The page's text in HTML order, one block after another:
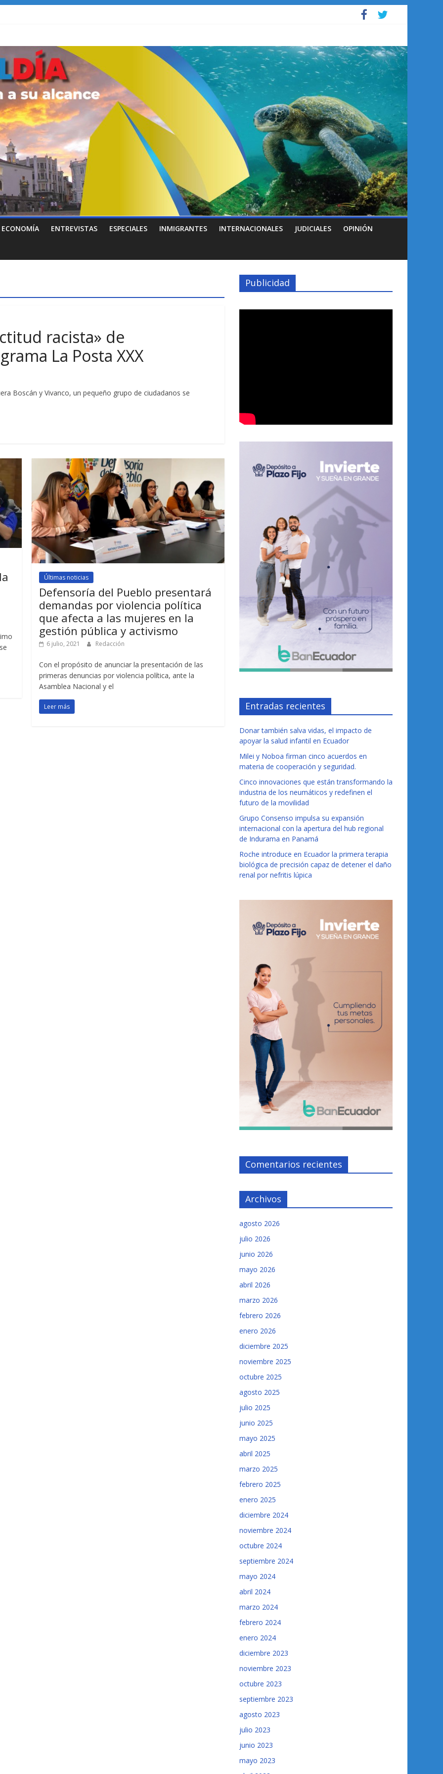
ECONOMÍA ENTREVISTAS ESPECIALES INMIGRANTES INTERNACIONALES JUDICIALES OPINIÓN
racista» de
La Posta XXX
Boscán y Vivanco, un pequeño grupo de ciudadanos se
Últimas noticias
Defensoría del Pueblo presentará
demandas por violencia política
que afecta a las mujeres en la
gestión pública y activismo
6 julio, 2021 Redacción
Con el propósito de anunciar la presentación de las
primeras denuncias por violencia política, ante la
Asamblea Nacional y el
Leer más
Publicidad
Entradas recientes
Donar también salva vidas, el impacto de
apoyar la salud infantil en Ecuador
Milei y Noboa firman cinco acuerdos en
materia de cooperación y seguridad.
Cinco innovaciones que están transformando la
industria de los neumáticos y redefinen el
futuro de la movilidad
Grupo Consenso impulsa su expansión
internacional con la apertura del hub regional
de Indurama en Panamá
Roche introduce en Ecuador la primera terapia
biológica de precisión capaz de detener el daño
renal por nefritis lúpica
Comentarios recientes
Archivos
agosto 2026
julio 2026
junio 2026
mayo 2026
abril 2026
marzo 2026
febrero 2026
enero 2026
diciembre 2025
noviembre 2025
octubre 2025
agosto 2025
julio 2025
junio 2025
mayo 2025
abril 2025
marzo 2025
febrero 2025
enero 2025
diciembre 2024
noviembre 2024
octubre 2024
septiembre 2024
mayo 2024
abril 2024
marzo 2024
febrero 2024
enero 2024
diciembre 2023
noviembre 2023
octubre 2023
septiembre 2023
agosto 2023
julio 2023
junio 2023
mayo 2023